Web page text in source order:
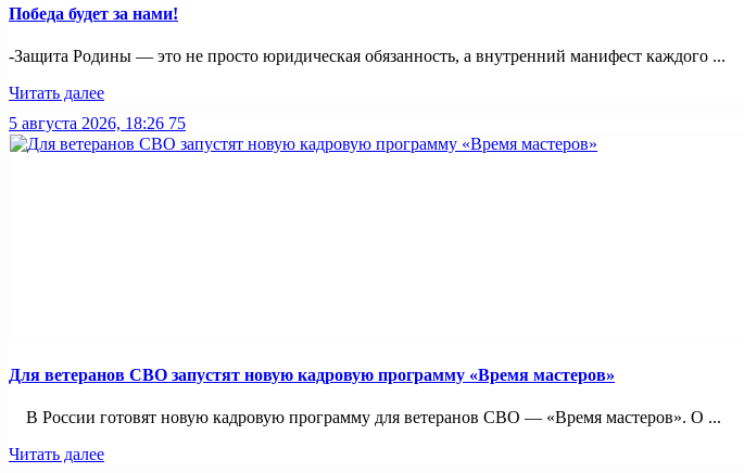
Победа будет за нами!
-Защита Родины — это не просто юридическая обязанность, а внутренний манифест каждого ...
Читать далее
5 августа 2026, 18:26 75
Для ветеранов СВО запустят новую кадровую программу «Время мастеров»
В России готовят новую кадровую программу для ветеранов СВО — «Время мастеров». О ...
Читать далее